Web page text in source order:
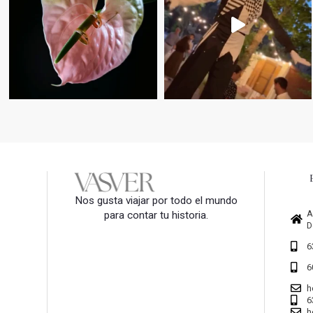
Nos gusta viajar por todo el mundo
para contar tu historia.